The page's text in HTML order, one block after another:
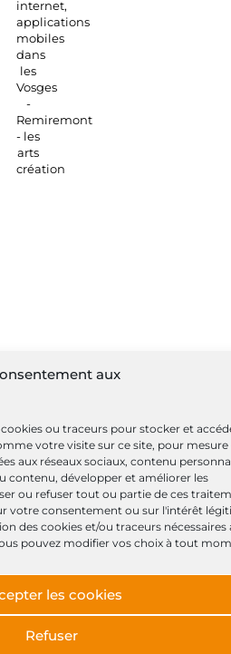
aux
ou traceurs pour stocker et
votre visite sur ce site, pour mesure
aux réseaux sociaux, contenu
contenu, développer et améliorer les
ou refuser tout ou partie de ces
votre consentement ou sur l'intérêt
des cookies et/ou traceurs nécessaires
pouvez modifier vos choix à tout
les cookies
Refuser